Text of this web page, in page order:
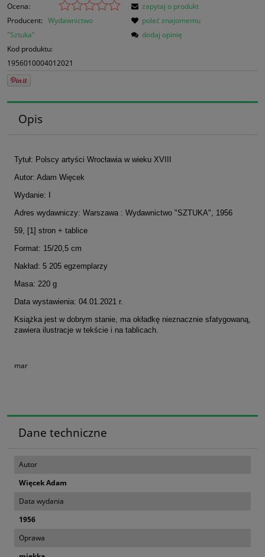
Ocena:
Producent: Wydawnictwo
"Sztuka"
Kod produktu:
1956010004012021
zapytaj o produkt
poleć znajomemu
dodaj opinię
Opis
Tytuł: Polscy artyści Wrocławia w wieku XVIII
Autor: Adam Więcek
Wydanie: I
Adres wydawniczy: Warszawa : Wydawnictwo "SZTUKA", 1956
59, [1] stron + tablice
Format: 15/20,5 cm
Nakład: 5 205 egzemplarzy
Masa: 220 g
Data wystawienia: 04.01.2021 r.
Książka jest w dobrym stanie, ma okładkę nieznacznie sfatygowaną,
zawiera ilustracje w tekście i na tablicach.
mar
Dane techniczne
Autor
Więcek Adam
Data wydania
1956
Oprawa